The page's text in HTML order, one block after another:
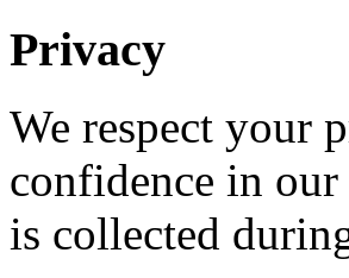
Privacy
We respect your
confidence in
is collected